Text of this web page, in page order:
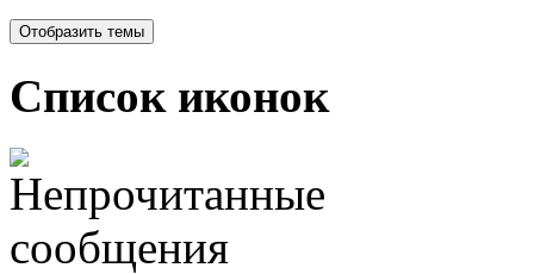
Список иконок